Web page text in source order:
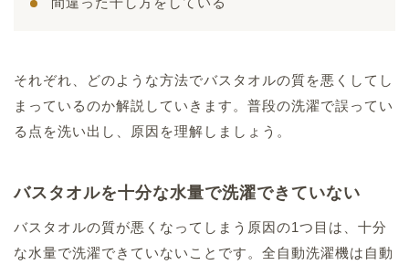
それぞれ、どのような方法でバスタオルの質を悪くしてし
まっているのか解説していきます。普段の洗濯で誤ってい
る点を洗い出し、原因を理解しましょう。
バスタオルを十分な水量で洗濯できていない
バスタオルの質が悪くなってしまう原因の1つ目は、十分
な水量で洗濯できていないことです。全自動洗濯機は自動